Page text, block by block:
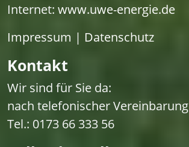
Internet: www.uwe-energie.de
Impressum | Datenschutz
Kontakt
Wir sind für Sie da:
nach telefonischer Vereinbarung
Tel.: 0173 66 333 56